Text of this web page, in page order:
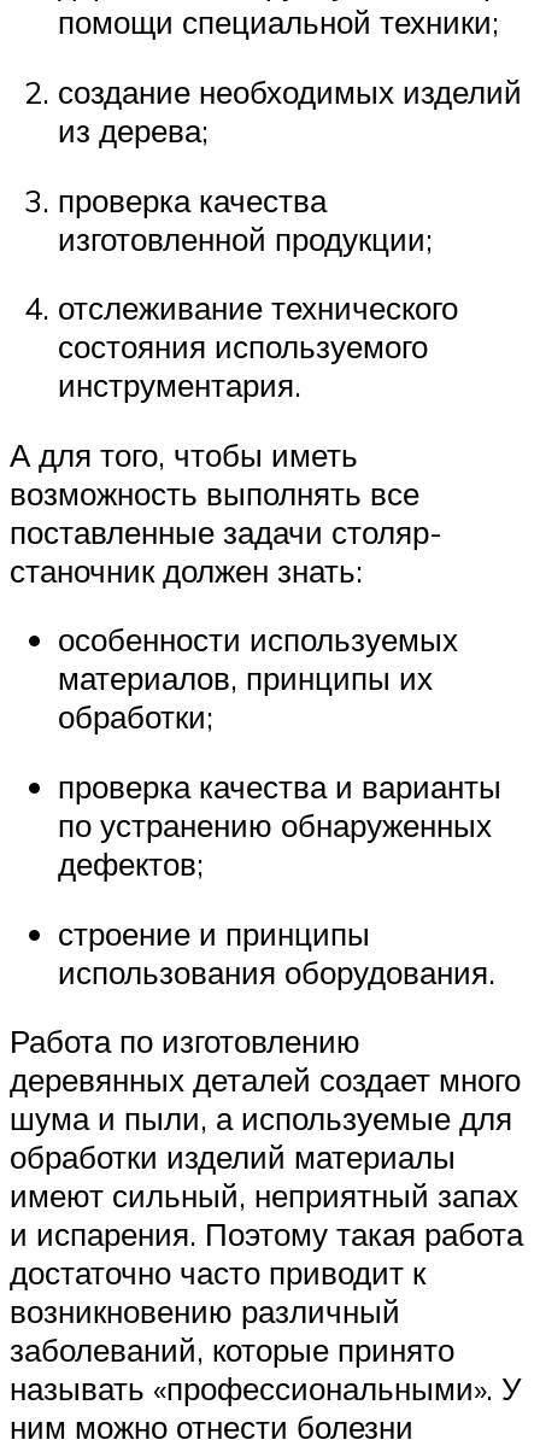
помощи специальной техники;
создание необходимых изделий
из дерева;
проверка качества
изготовленной продукции;
отслеживание технического
состояния используемого
инструментария.
А для того, чтобы иметь
возможность выполнять все
поставленные задачи столяр-
станочник должен знать:
особенности используемых
материалов, принципы их
обработки;
проверка качества и варианты
по устранению обнаруженных
дефектов;
строение и принципы
использования оборудования.
Работа по изготовлению
деревянных деталей создает много
шума и пыли, а используемые для
обработки изделий материалы
имеют сильный, неприятный запах
и испарения. Поэтому такая работа
достаточно часто приводит к
возникновению различный
заболеваний, которые принято
называть «профессиональными». У
ним можно отнести болезни